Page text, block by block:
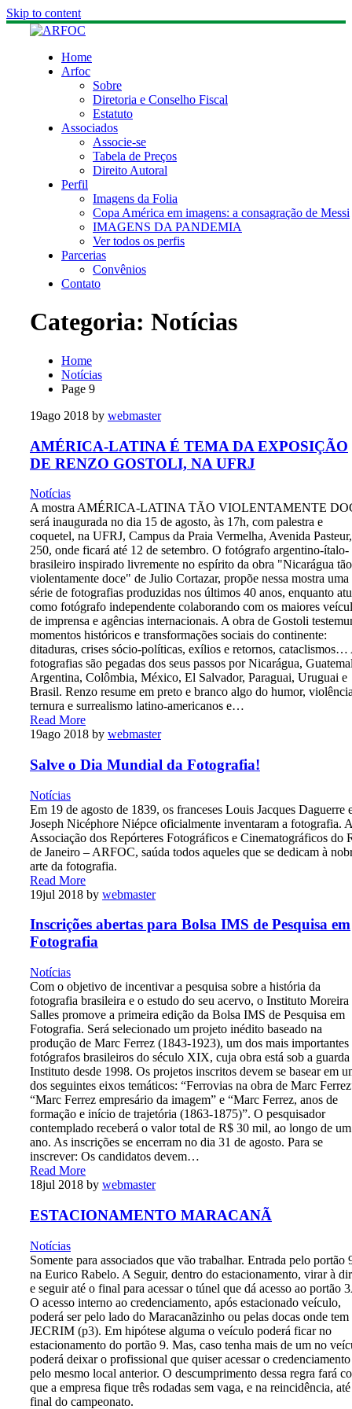
Skip to content
Home
Arfoc
Sobre
Diretoria e Conselho Fiscal
Estatuto
Associados
Associe-se
Tabela de Preços
Direito Autoral
Perfil
Imagens da Folia
Copa América em imagens: a consagração de Messi
IMAGENS DA PANDEMIA
Ver todos os perfis
Parcerias
Convênios
Contato
Categoria: Notícias
Home
Notícias
Page 9
19ago 2018 by webmaster
AMÉRICA-LATINA É TEMA DA EXPOSIÇÃO
DE RENZO GOSTOLI, NA UFRJ
Notícias
A mostra AMÉRICA-LATINA TÃO VIOLENTAMENTE
será inaugurada no dia 15 de agosto, às 17h, com palestra e
coquetel, na UFRJ, Campus da Praia Vermelha, Avenida Pasteur,
250, onde ficará até 12 de setembro. O fotógrafo argentino-ítalo-
brasileiro inspirado livremente no espírito da obra "Nicarágua tão
violentamente doce" de Julio Cortazar, propõe nessa mostra uma
série de fotografias produzidas nos últimos 40 anos, enquanto
como fotógrafo independente colaborando com os maiores
de imprensa e agências internacionais. A obra de Gostoli
momentos históricos e transformações sociais do continente:
ditaduras, crises sócio-políticas, exílios e retornos, cataclismos…
fotografias são pegadas dos seus passos por Nicarágua,
Argentina, Colômbia, México, El Salvador, Paraguai, Uruguai e
Brasil. Renzo resume em preto e branco algo do humor,
ternura e surrealismo latino-americanos e…
Read More
19ago 2018 by webmaster
Salve o Dia Mundial da Fotografia!
Notícias
Em 19 de agosto de 1839, os franceses Louis Jacques Daguerre
Joseph Nicéphore Niépce oficialmente inventaram a fotografia. A
Associação dos Repórteres Fotográficos e Cinematográficos do
de Janeiro – ARFOC, saúda todos aqueles que se dedicam à
arte da fotografia.
Read More
19jul 2018 by webmaster
Inscrições abertas para Bolsa IMS de Pesquisa em
Fotografia
Notícias
Com o objetivo de incentivar a pesquisa sobre a história da
fotografia brasileira e o estudo do seu acervo, o Instituto Moreira
Salles promove a primeira edição da Bolsa IMS de Pesquisa em
Fotografia. Será selecionado um projeto inédito baseado na
produção de Marc Ferrez (1843-1923), um dos mais importantes
fotógrafos brasileiros do século XIX, cuja obra está sob a
Instituto desde 1998. Os projetos inscritos devem se basear em
dos seguintes eixos temáticos: “Ferrovias na obra de Marc
“Marc Ferrez empresário da imagem” e “Marc Ferrez, anos de
formação e início de trajetória (1863-1875)”. O pesquisador
contemplado receberá o valor total de R$ 30 mil, ao longo de um
ano. As inscrições se encerram no dia 31 de agosto. Para se
inscrever: Os candidatos devem…
Read More
18jul 2018 by webmaster
ESTACIONAMENTO MARACANÃ
Notícias
Somente para associados que vão trabalhar. Entrada pelo portão
na Eurico Rabelo. A Seguir, dentro do estacionamento, virar à
e seguir até o final para acessar o túnel que dá acesso ao portão
O acesso interno ao credenciamento, após estacionado veículo,
poderá ser pelo lado do Maracanãzinho ou pelas docas onde tem
JECRIM (p3). Em hipótese alguma o veículo poderá ficar no
estacionamento do portão 9. Mas, caso tenha mais de um no
poderá deixar o profissional que quiser acessar o credenciamento
pelo mesmo local anterior. O descumprimento dessa regra fará
que a empresa fique três rodadas sem vaga, e na reincidência,
final do campeonato.